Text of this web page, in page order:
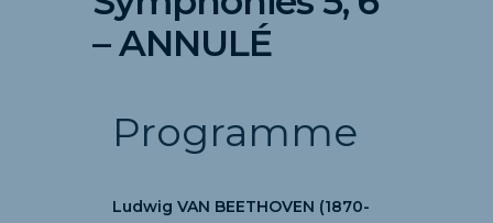
– ANNULÉ
Programme
Ludwig VAN BEETHOVEN (1870-